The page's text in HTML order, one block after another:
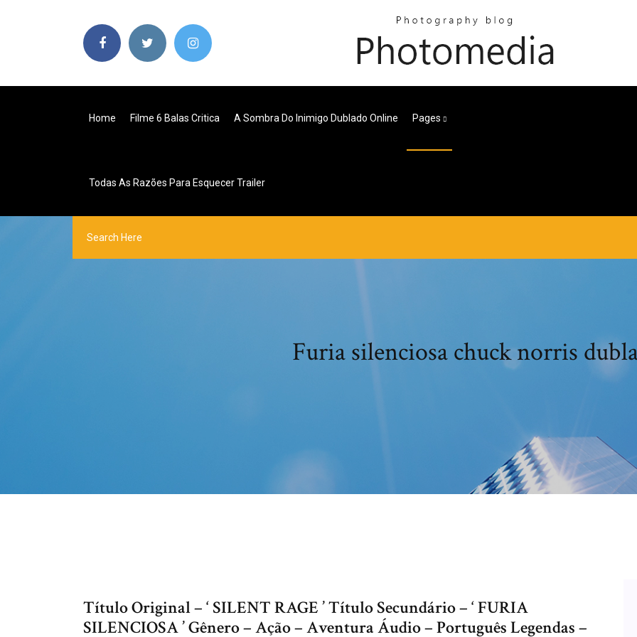
Home Filme 6 Balas Critica A Sombra Do Inimigo Dublado Online Pages
Todas As Razões Para Esquecer Trailer
Furia silenciosa chuck norris
Título Original – ‘ SILENT RAGE ’ Título Secundário – ‘ FURIA
SILENCIOSA ’ Gênero – Ação – Aventura Áudio – Português Legendas –